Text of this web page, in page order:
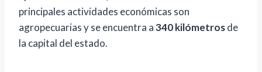
principales actividades económicas son
agropecuarias y se encuentra a340 kilómetrosde
la capital del estado.